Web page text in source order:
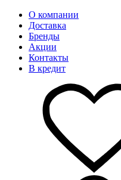
О компании
Доставка
Бренды
Акции
Контакты
В кредит